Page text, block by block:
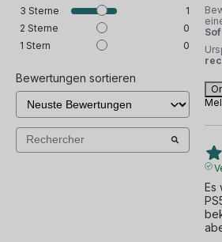
3 Sterne
1
2 Sterne
0
1 Stern 0
Bewertungen sortieren
Es